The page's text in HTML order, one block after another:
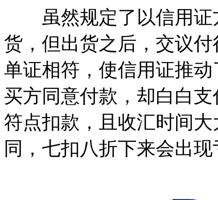
虽然规定了以信用证
货，但出货之后，交议
单证相符，使信用证推
买方同意付款，却白白
符点扣款，且收汇时间
同，七扣八折下来会出